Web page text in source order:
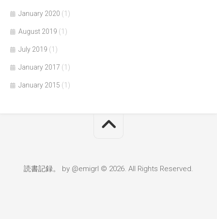
January 2020 (1)
August 2019 (1)
July 2019 (1)
January 2017 (1)
January 2015 (1)
読書記録。 by @emigrl © 2026. All Rights Reserved.